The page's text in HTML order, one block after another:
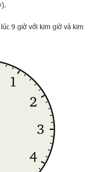
9 giờ với kim giờ và kim